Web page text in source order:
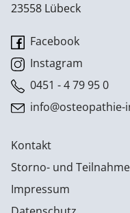
23558 Lübeck
Facebook
Instagram
0451 - 4 79 95 0
Kontakt
Storno- und
Impressum